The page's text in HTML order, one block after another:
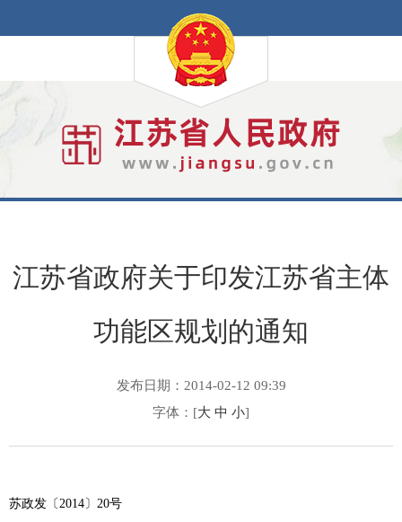
江苏省政府关于印发江苏省主体
功能区规划的通知
发布日期：2014-02-12 09:39
字体：[大 中 小]
苏政发〔2014〕20号